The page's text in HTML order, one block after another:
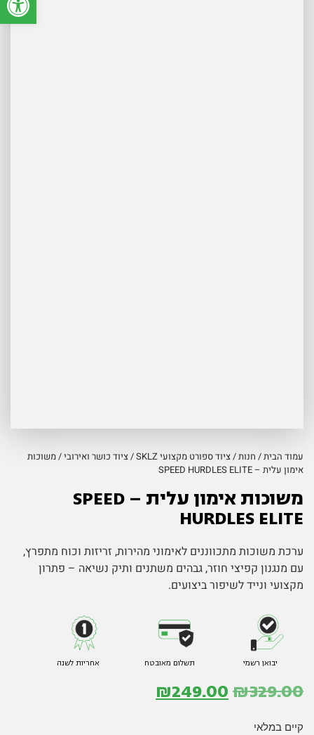
עמוד הבית/ חנות/ציוד ספורט מקצועי SKLZ /ציוד כושר ואירובי/ משוכות
אימון עלית – SPEED HURDLES ELITE
משוכות אימון עלית – SPEED
HURDLES ELITE
ערכת משוכות מתכווננים לאימוני מהירות, זריזות וכוח מתפרץ,
עם מנגנון קפיצי חוזר, גבהים משתנים ותיק נשיאה – פתרון
מקצועי ונייד לשיפור ביצועים.
יבואן רשמי תשלום מאובטח אחריות לשנה
₪329.00
₪249.00
קיים במלאי